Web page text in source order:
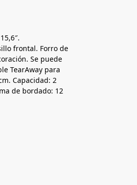
frontal. Forro de
Se puede
TearAway para
Capacidad: 2
de bordado: 12